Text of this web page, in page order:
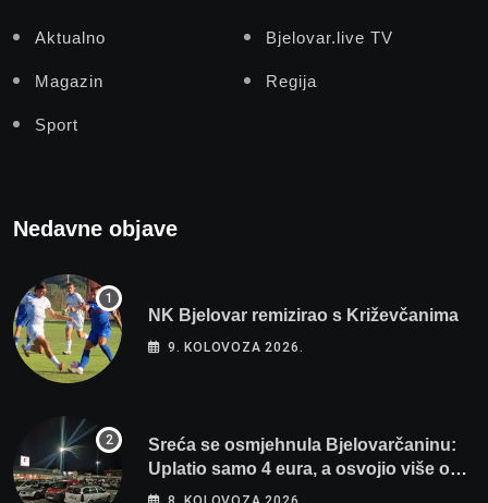
Aktualno Bjelovar.live TV
Magazin Regija
Sport
Nedavne objave
NK Bjelovar remizirao s Križevčanima
9. KOLOVOZA 2026.
Sreća se osmjehnula Bjelovarčaninu:
Uplatio samo 4 eura, a osvojio više od
80 tisuća eura